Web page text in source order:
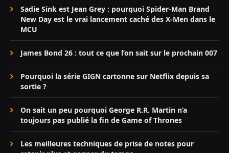
Sadie Sink est Jean Grey : pourquoi Spider-Man Brand
New Day est le vrai lancement caché des X-Men dans le
MCU
James Bond 26 : tout ce que l’on sait sur le prochain 007
Pourquoi la série GIGN cartonne sur Netflix depuis sa
sortie ?
On sait un peu pourquoi George R.R. Martin n’a
toujours pas publié la fin de Game of Thrones
Les meilleures techniques de prise de notes pour